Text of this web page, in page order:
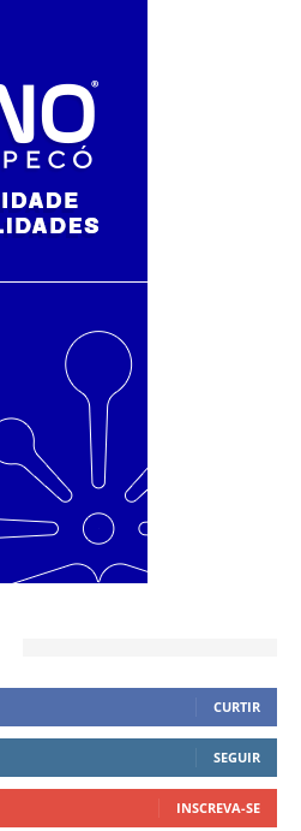
CURTIR
SEGUIR
INSCREVA-SE